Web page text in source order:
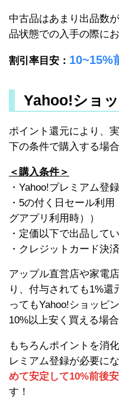
中古品はあまり出品数
品状態での入手の際に
割引率目安： 10~15%
Yahoo!ショッ
ポイント還元により、
下の条件で購入する場
＜購入条件＞
・Yahoo!プレミアム登
・5の付く日セール利
グアプリ利用時））
・定価以下で出品して
・クレジットカード決
アップル直営店や家電
り、付与されても1%還
ってもYahoo!ショッピ
10%以上安く買える場
もちろんポイントを消
レミアム登録が必要にな
めて安定して10%前後
す！